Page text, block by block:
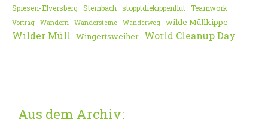
Spiesen-Elversberg Steinbach stopptdiekippenflut Teamwork
Vortrag Wandern Wandersteine Wanderweg wilde Müllkippe
Wilder Müll Wingertsweiher World Cleanup Day
Aus dem Archiv: